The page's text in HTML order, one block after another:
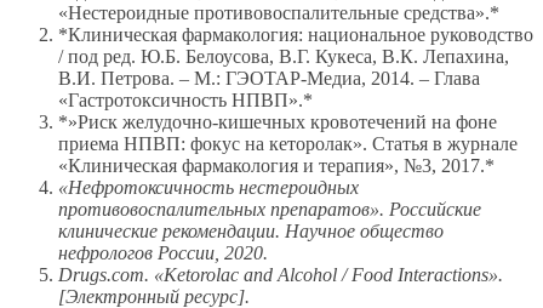
«Нестероидные противовоспалительные средства».*
*Клиническая фармакология: национальное руководство
/ под ред. Ю.Б. Белоусова, В.Г. Кукеса, В.К. Лепахина,
В.И. Петрова. – М.: ГЭОТАР-Медиа, 2014. – Глава
«Гастротоксичность НПВП».*
*»Риск желудочно-кишечных кровотечений на фоне
приема НПВП: фокус на кеторолак». Статья в журнале
«Клиническая фармакология и терапия», №3, 2017.*
«Нефротоксичность нестероидных
противовоспалительных препаратов». Российские
клинические рекомендации. Научное общество
нефрологов России, 2020.
Drugs.com. «Ketorolac and Alcohol / Food Interactions».
[Электронный ресурс].